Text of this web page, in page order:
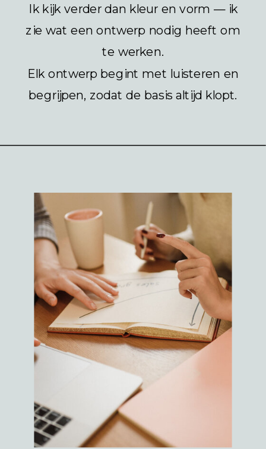
Ik kijk verder dan kleur en vorm — ik
zie wat een ontwerp nodig heeft om
te werken.
Elk ontwerp begint met luisteren en
begrijpen, zodat de basis altijd klopt.